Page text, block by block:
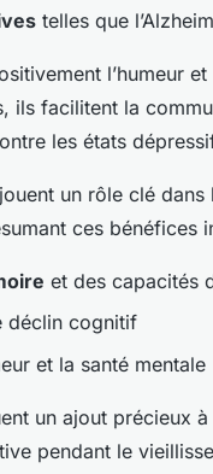
telles que
l’humeur et
ils facilitent la
les états
un rôle clé
ces bénéfices
et des capacités
déclin cognitif
et la santé mentale
un ajout précieux
pendant le